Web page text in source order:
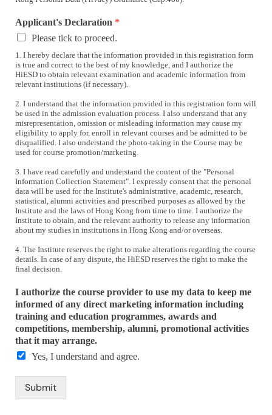
Applicant's Declaration *
Please tick to proceed.
1. I hereby declare that the information provided in this registration form
is true and correct to the best of my knowledge, and I authorize the
HiESD to obtain relevant examination and academic information from
relevant institutions (if necessary).
2. I understand that the information provided in this registration form will
be used in the admission evaluation process. I also understand that any
misrepresentation, omission or misleading information may cause my
eligibility to apply for, enroll in relevant courses and be admitted to be
disqualified. I also understand the photo-taking in the Course may be
used for course promotion/marketing.
3. I have read carefully and understand the content of the "Personal
Information Collection Statement". I expressly consent that the personal
data will be used for the Institute's administrative, academic, research,
statistical, alumni activities and prescribed purposes as allowed by the
Institute and the laws of Hong Kong from time to time. I authorize the
Institute to obtain, and the relevant authority to release any information
about my studies in institutions in Hong Kong and/or overseas.
4. The Institute reserves the right to make alterations regarding the course
details. In case of any dispute, the HiESD reserves the right to make the
final decision.
I authorize the course provider to use my data to keep me
informed of any direct marketing information including
training and education programmes, awards and
competitions, membership, alumni, promotional activities
that it may arrange.
Yes, I understand and agree.
Submit